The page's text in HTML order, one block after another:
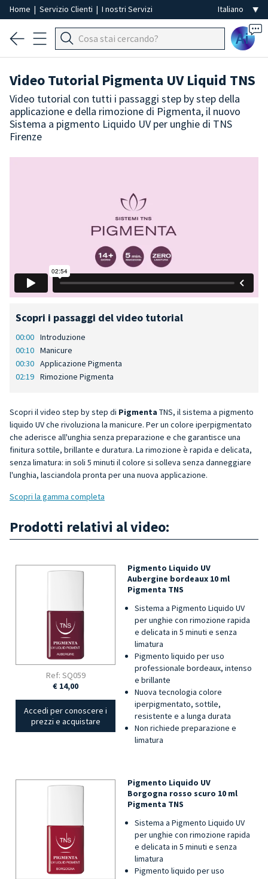
Home | Servizio Clienti | I nostri Servizi
Ai
Video Tutorial Pigmenta UV Liquid TNS
Video tutorial con tutti i passaggi step by step della
applicazione e della rimozione di Pigmenta, il nuovo
Sistema a pigmento Liquido UV per unghie di TNS
Firenze
Scopri i passaggi del video tutorial
00:00 Introduzione
00:10 Manicure
00:30 Applicazione Pigmenta
02:19 Rimozione Pigmenta
Scopri il video step by step di Pigmenta TNS, il sistema a pigmento
liquido UV che rivoluziona la manicure. Per un colore iperpigmentato
che aderisce all'unghia senza preparazione e che garantisce una
finitura sottile, brillante e duratura. La rimozione è rapida e delicata,
senza limatura: in soli 5 minuti il colore si solleva senza danneggiare
l'unghia, lasciandola pronta per una nuova applicazione.
Scopri la gamma completa
Prodotti relativi al video:
Ref: SQ059
€ 14,00
Accedi per conoscere i
prezzi e acquistare
Pigmento Liquido UV
Aubergine bordeaux 10 ml
Pigmenta TNS
Sistema a Pigmento Liquido UV
per unghie con rimozione rapida
e delicata in 5 minuti e senza
limatura
Pigmento liquido per uso
professionale bordeaux, intenso
e brillante
Nuova tecnologia colore
iperpigmentato, sottile,
resistente e a lunga durata
Non richiede preparazione e
limatura
Pigmento Liquido UV
Borgogna rosso scuro 10 ml
Pigmenta TNS
Sistema a Pigmento Liquido UV
per unghie con rimozione rapida
e delicata in 5 minuti e senza
limatura
Pigmento liquido per uso